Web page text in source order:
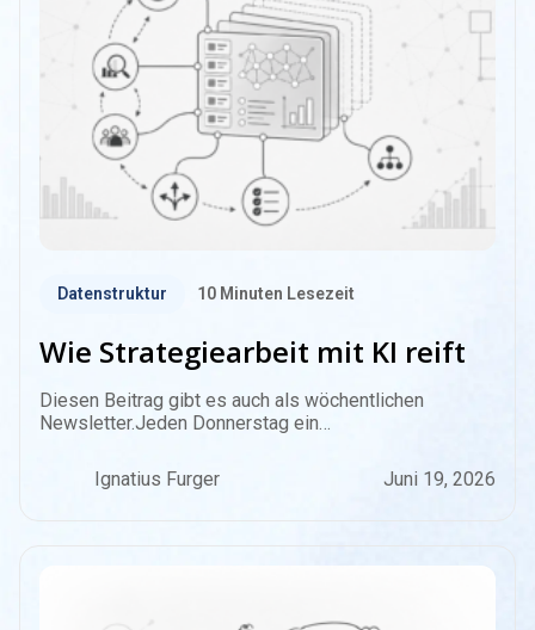
Datenstruktur 10 Minuten Lesezeit
Wie Strategiearbeit mit KI reift
Diesen Beitrag gibt es auch als wöchentlichen
Newsletter.Jeden Donnerstag ein…
Ignatius Furger Juni 19, 2026